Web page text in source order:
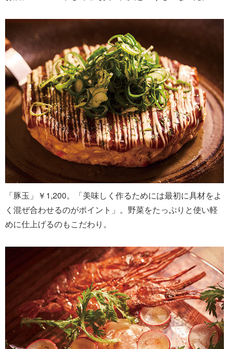
「豚玉」￥1,200。「美味しく作るためには最初に具材をよ
く混ぜ合わせるのがポイント」。野菜をたっぷりと使い軽
めに仕上げるのもこだわり。